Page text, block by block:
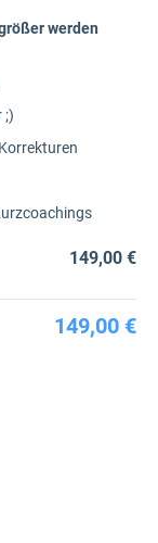
werden
;)
149,00 €
149,00 €